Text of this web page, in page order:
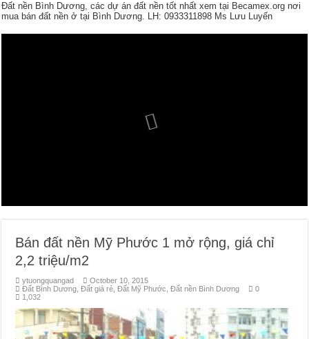
Nhà Ecolakes cho thuê, nhà hoàn thiện mới đẹp tại Mỹ Phước Bình Dương
Đất nền Bình Dương, các dự án đất nền tốt nhất xem tại Becamex.org nơi
mua bán đất nền ở tại Bình Dương. LH: 0933311898 Ms Lưu Luyến
Bán đất nền Mỹ Phước 1 mở rộng, giá chỉ
2,2 triệu/m2
ytuongquangad
October 10, 2015
Đất Bình Dương ,Đất giá rẻ ,Đất Mỹ Phước ,Đất nền Bình Dương
0
1,032